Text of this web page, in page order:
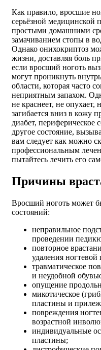
Как правило, вросшие
серьёзной медицинской
простыми домашними
замачиванием стопы в
Однако онихокриптоз
жизни, доставляя боль
если вросший ноготь
могут проникнуть
области, которая часто
неприятным запахом.
не краснеет, не опухает,
загибается вниз в кожу
диабет, периферическое
другое состояние,
вам следует как можно
профессиональным
пытайтесь лечить его
Причины
Вросший ноготь может
состояний:
неправильное
проведении
повторное
удаления ногтевой
травматическое
и неудобной
опущение
микотическое
пластины и
повреждения
возрастной
индивидуальные
пластины;